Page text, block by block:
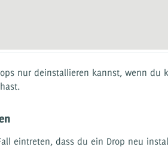
nur deinstallieren kannst, wenn du
eintreten, dass du ein Drop neu